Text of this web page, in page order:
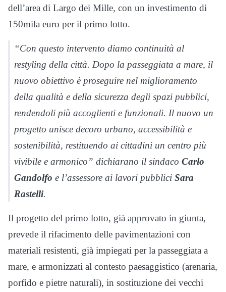
dell’area di Largo dei Mille, con un investimento di
150mila euro per il primo lotto.
“Con questo intervento diamo continuità al
restyling della città. Dopo la passeggiata a mare, il
nuovo obiettivo è proseguire nel miglioramento
della qualità e della sicurezza degli spazi pubblici,
rendendoli più accoglienti e funzionali. Il nuovo un
progetto unisce decoro urbano, accessibilità e
sostenibilità, restituendo ai cittadini un centro più
vivibile e armonico” dichiarano il sindaco Carlo
Gandolfo e l’assessore ai lavori pubblici Sara
Rastelli.
Il progetto del primo lotto, già approvato in giunta,
prevede il rifacimento delle pavimentazioni con
materiali resistenti, già impiegati per la passeggiata a
mare, e armonizzati al contesto paesaggistico (arenaria,
porfido e pietre naturali), in sostituzione dei vecchi